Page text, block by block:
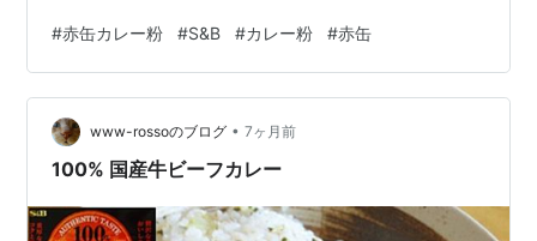
#赤缶カレー粉 #S&B #カレー粉 #赤缶
www-rossoのブログ • 7ヶ月前
100% 国産牛ビーフカレー